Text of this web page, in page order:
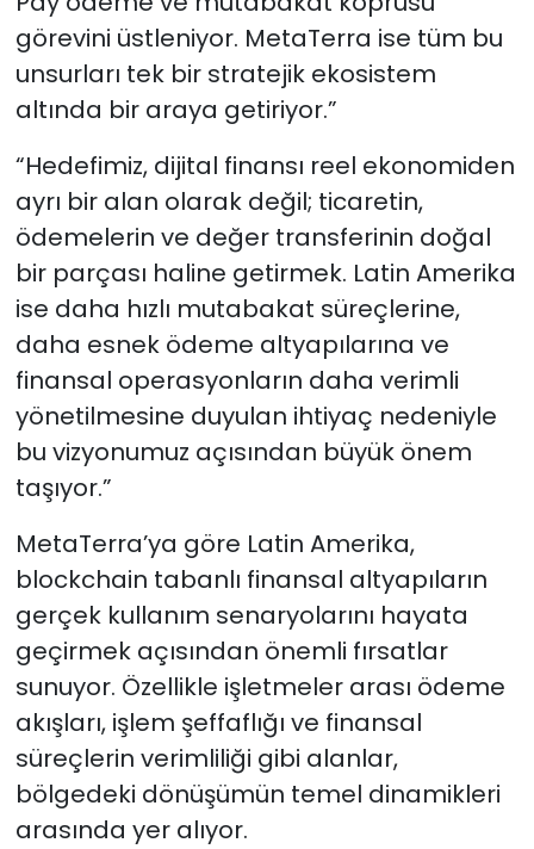
görevini üstleniyor. MetaTerra ise tüm bu
unsurları tek bir stratejik ekosistem
altında bir araya getiriyor.”
“Hedefimiz, dijital finansı reel ekonomiden
ayrı bir alan olarak değil; ticaretin,
ödemelerin ve değer transferinin doğal
bir parçası haline getirmek. Latin Amerika
ise daha hızlı mutabakat süreçlerine,
daha esnek ödeme altyapılarına ve
finansal operasyonların daha verimli
yönetilmesine duyulan ihtiyaç nedeniyle
bu vizyonumuz açısından büyük önem
taşıyor.”
MetaTerra’ya göre Latin Amerika,
blockchain tabanlı finansal altyapıların
gerçek kullanım senaryolarını hayata
geçirmek açısından önemli fırsatlar
sunuyor. Özellikle işletmeler arası ödeme
akışları, işlem şeffaflığı ve finansal
süreçlerin verimliliği gibi alanlar,
bölgedeki dönüşümün temel dinamikleri
arasında yer alıyor.